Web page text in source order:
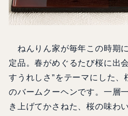
ねんりん家が毎年この時期
定品。春がめぐるたび桜に出
すうれしさ”をテーマにした、
のバームクーヘンです。一層
き上げてかさねた、桜の味わ